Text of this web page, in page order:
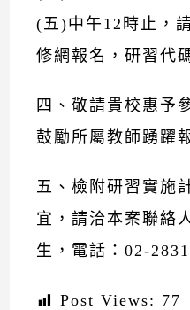
(五)中午12時止，
修網報名，研習代
四、敬請貴校惠予
鼓勵所屬教師踴躍
五、檢附研習實施
宜，請洽本案聯絡
生，電話：02-
Post Views: 77